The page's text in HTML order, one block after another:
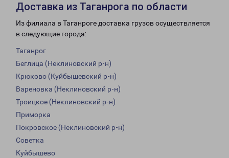
Доставка из Таганрога по области
Из филиала в Таганроге доставка грузов осуществляется
в следующие города:
Таганрог
Беглица (Неклиновский р-н)
Крюково (Куйбышевский р-н)
Вареновка (Неклиновский р-н)
Троицкое (Неклиновский р-н)
Приморка
Покровское (Неклиновский р-н)
Советка
Куйбышево